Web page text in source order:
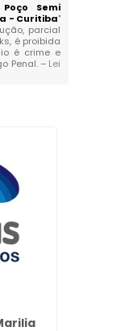
Semi
- Curitiba"
parcial
é proibida
é crime e
Penal. – Lei